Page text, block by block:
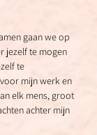
gaan we op
jezelf te mogen
te
mijn werk en
elk mens, groot
achter mijn